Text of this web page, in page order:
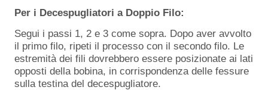
Per i Decespugliatori a Doppio Filo:
Segui i passi 1, 2 e 3 come sopra. Dopo aver avvolto
il primo filo, ripeti il processo con il secondo filo. Le
estremità dei fili dovrebbero essere posizionate ai lati
opposti della bobina, in corrispondenza delle fessure
sulla testina del decespugliatore.